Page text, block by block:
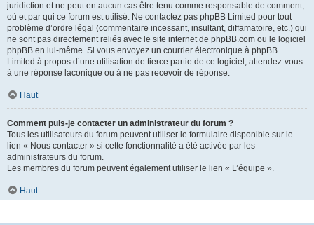
juridiction et ne peut en aucun cas être tenu comme responsable de comment,
où et par qui ce forum est utilisé. Ne contactez pas phpBB Limited pour tout
problème d’ordre légal (commentaire incessant, insultant, diffamatoire, etc.) qui
ne sont pas directement reliés avec le site internet de phpBB.com ou le logiciel
phpBB en lui-même. Si vous envoyez un courrier électronique à phpBB
Limited à propos d’une utilisation de tierce partie de ce logiciel, attendez-vous
à une réponse laconique ou à ne pas recevoir de réponse.
Haut
Comment puis-je contacter un administrateur du forum ?
Tous les utilisateurs du forum peuvent utiliser le formulaire disponible sur le
lien « Nous contacter » si cette fonctionnalité a été activée par les
administrateurs du forum.
Les membres du forum peuvent également utiliser le lien « L’équipe ».
Haut